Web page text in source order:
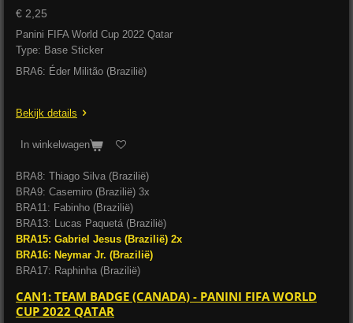
€ 2,25
Panini FIFA World Cup 2022 Qatar
Type: Base Sticker
BRA6: Éder Militão (Brazilië)
Bekijk details
In winkelwagen
BRA8: Thiago Silva (Brazilië)
BRA9: Casemiro (Brazilië) 3x
BRA11: Fabinho (Brazilië)
BRA13: Lucas Paquetá (Brazilië)
BRA15: Gabriel Jesus (Brazilië) 2x
BRA16: Neymar Jr. (Brazilië)
BRA17: Raphinha (Brazilië)
CAN1: TEAM BADGE (CANADA) - PANINI FIFA WORLD
CUP 2022 QATAR